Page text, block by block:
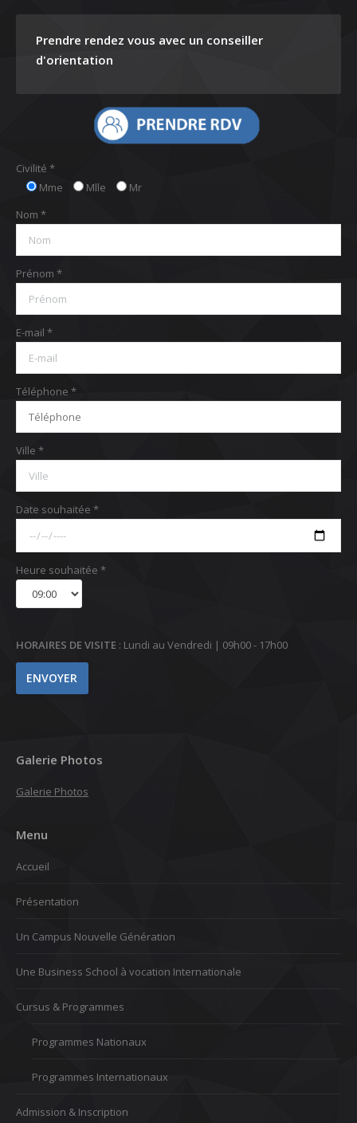
Prendre rendez vous avec un conseiller
d'orientation
Civilité *
Mme
Mlle
Mr
Nom *
Prénom *
E-mail *
Téléphone *
Ville *
Date souhaitée *
Heure souhaitée *
HORAIRES DE VISITE : Lundi au Vendredi | 09h00 - 17h00
Galerie Photos
Galerie Photos
Menu
Accueil
Présentation
Un Campus Nouvelle Génération
Une Business School à vocation Internationale
Cursus & Programmes
Programmes Nationaux
Programmes Internationaux
Admission & Inscription